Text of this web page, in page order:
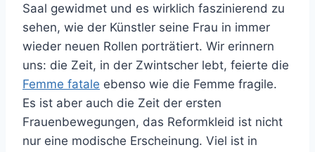
Saal gewidmet und es wirklich faszinierend zu
sehen, wie der Künstler seine Frau in immer
wieder neuen Rollen porträtiert. Wir erinnern
uns: die Zeit, in der Zwintscher lebt, feierte die
Femme fatale ebenso wie die Femme fragile.
Es ist aber auch die Zeit der ersten
Frauenbewegungen, das Reformkleid ist nicht
nur eine modische Erscheinung. Viel ist in